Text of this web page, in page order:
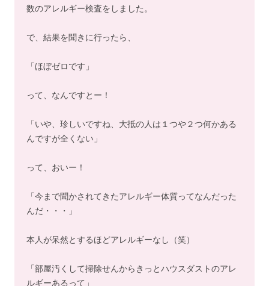
数のアレルギー検査をしました。
で、結果を聞きに行ったら、
「ほぼゼロです」
って、なんですとー！
「いや、珍しいですね、大抵の人は１つや２つ何かある
んですが全くない」
って、おいー！
「今まで聞かされてきたアレルギー体質ってなんだった
んだ・・・」
本人が呆然とするほどアレルギーなし（笑）
「部屋汚くして掃除せんからきっとハウスダストのアレ
ルギーあるって」